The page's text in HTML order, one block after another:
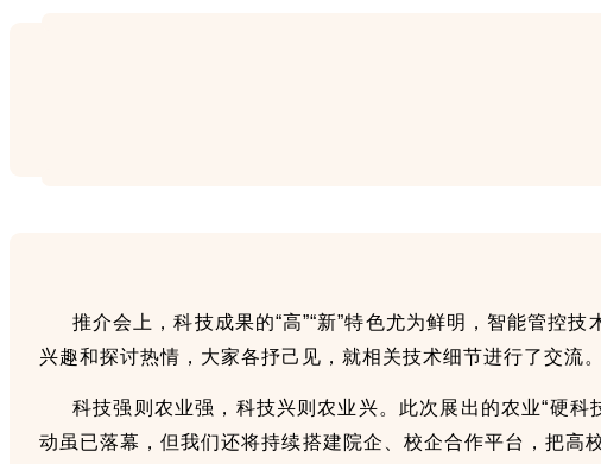
推介会上，科技成果的“高”“新”特色尤为鲜明，智能管控
兴趣和探讨热情，大家各抒己见，就相关技术细节进行了交流
科技强则农业强，科技兴则农业兴。此次展出的农业“硬
动虽已落幕，但我们还将持续搭建院企、校企合作平台，把